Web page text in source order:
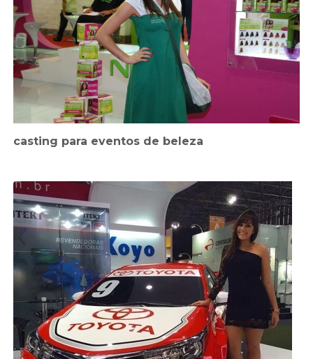
casting para eventos de beleza